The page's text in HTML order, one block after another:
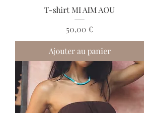
T-shirt MI AIM AOU
Prix
50,00 €
Ajouter au panier